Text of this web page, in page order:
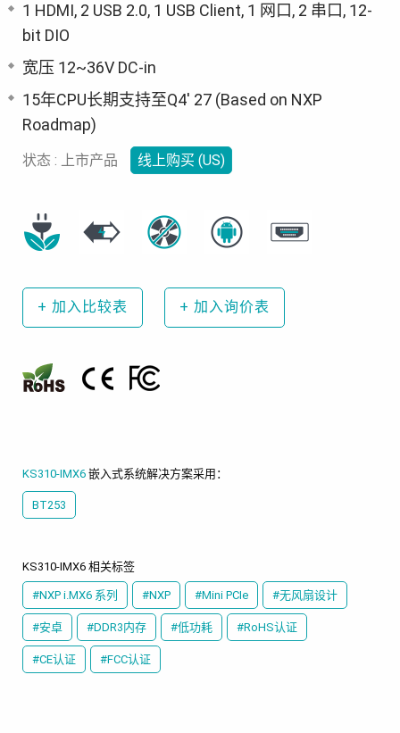
1 HDMI, 2 USB 2.0, 1 USB Client, 1 网口, 2 串口, 12-
bit DIO
宽压 12~36V DC-in
15年CPU长期支持至Q4' 27 (Based on NXP
Roadmap)
状态 : 上市产品 线上购买 (US)
+ 加入比较表 + 加入询价表
KS310-IMX6 嵌入式系统解决方案采用：
BT253
KS310-IMX6 相关标签
#NXP i.MX6 系列 #NXP #Mini PCIe #无风扇设计
#安卓 #DDR3内存 #低功耗 #RoHS认证
#CE认证 #FCC认证